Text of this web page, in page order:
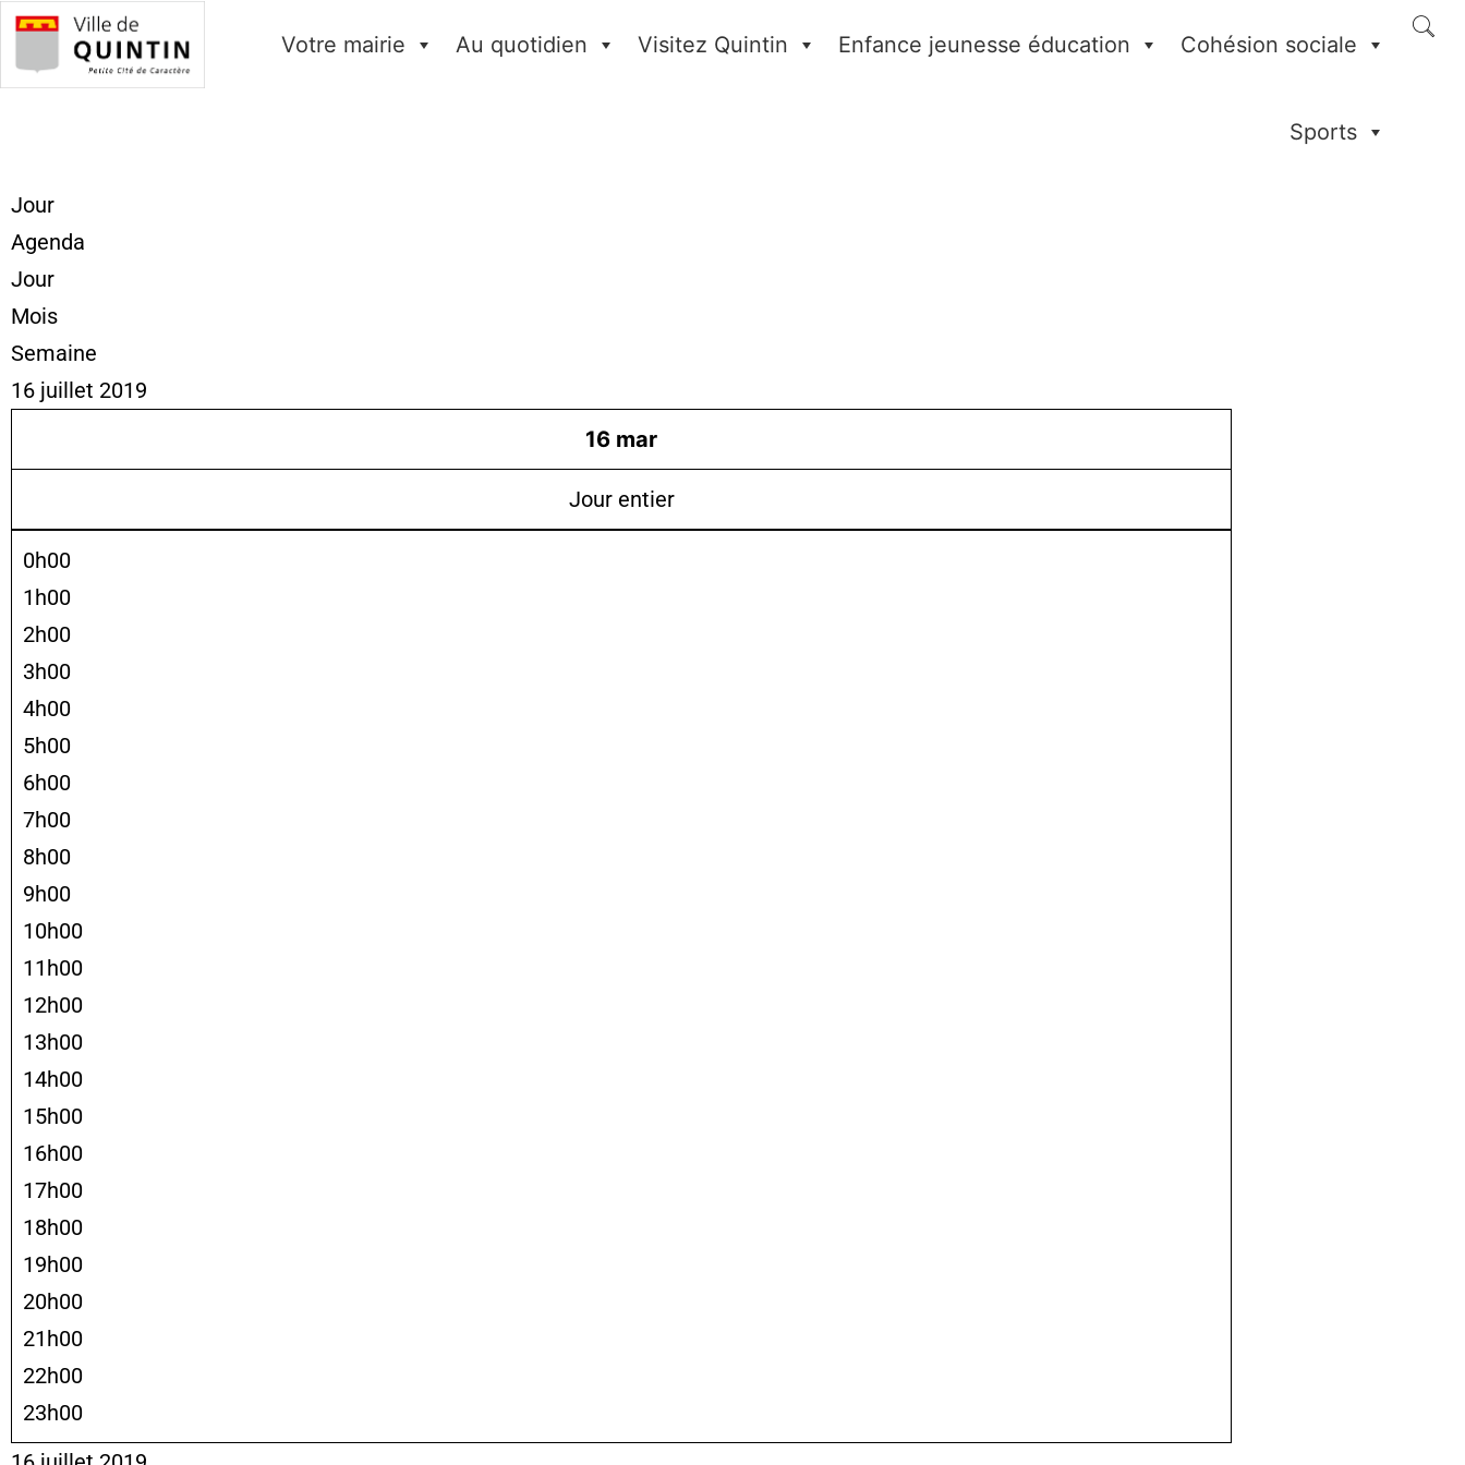
Votre mairie Au quotidien Visitez Quintin Enfance jeunesse éducation Cohésion sociale
Sports
Jour
Agenda
Jour
Mois
Semaine
16 juillet 2019
16 mar
Jour entier
0h00
1h00
2h00
3h00
4h00
5h00
6h00
7h00
8h00
9h00
10h00
11h00
12h00
13h00
14h00
15h00
16h00
17h00
18h00
19h00
20h00
21h00
22h00
23h00